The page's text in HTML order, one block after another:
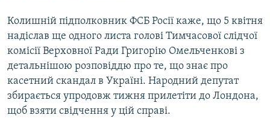
Колишній підполковник ФСБ Росії каже, що 5 квітня
надіслав ще одного листа голові Тимчасової слідчої
комісії Верховної Ради Григорію Омельченкові з
детальнішою розповіддю про те, що знає про
касетний скандал в Україні. Народний депутат
збирається упродовж тижня прилетіти до Лондона,
щоб взяти свідчення у цій справі.